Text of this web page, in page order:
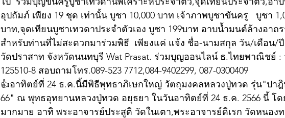
อุปถัมภ์ เพียง 19 ชุด เท่านั้น บูชา 10,000 บาท เจ้าภาพบูชาขันครู   บูชา
บาท,จุดเทียนบูชาเทวดาประจำตัวเอง บูชา 199บาท อาบน้ำมนต์ล้างอาถ
สำหรับท่านที่ไม่สะดวกมาร่วมพิธี  เพียงแค่ แจ้ง ชื่อ-นามสกุล วัน/เดือน/ปี
วัดปราสาท จังหวัดนนทบุรี Wat Prasat. ร่วมบุญออนไลน์ ธ.ไทยพาณิชย์ :
125510-8 สอบถามโทร.089-523 7712,084-9402299, 087-0300409
👍อาทิตย์ที่ 24 ธ.ค.นี้มีพิธีพุทธาภิเษกใหญ่ วัตถุมงคลหลวงปู่ทวด รุ่น"ปา
66" ณ พุทธอุทยานหลวงปู่ทวด อยุธยา ในวันอาทิตย์ที่ 24 ธ.ค. 2566 นี้ โด
มากมาย อาทิ พระอาจารย์ประสูติ วัดในเตา,พระอาจารย์ดิเรก วัดหนอง